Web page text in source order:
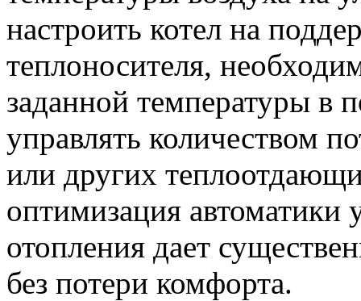
настроить котел на
теплоносителя,
заданной температуры в
управлять количеством
или других
оптимизация автоматики
отопления дает
без потери комфорта.